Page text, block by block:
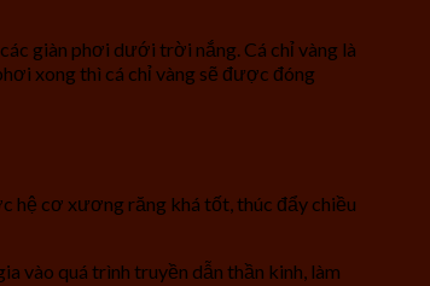
giàn phơi dưới trời nắng. Cá chỉ vàng là
xong thì cá chỉ vàng sẽ được đóng
hệ cơ xương răng khá tốt, thúc đẩy chiều
vào quá trình truyền dẫn thần kinh, làm